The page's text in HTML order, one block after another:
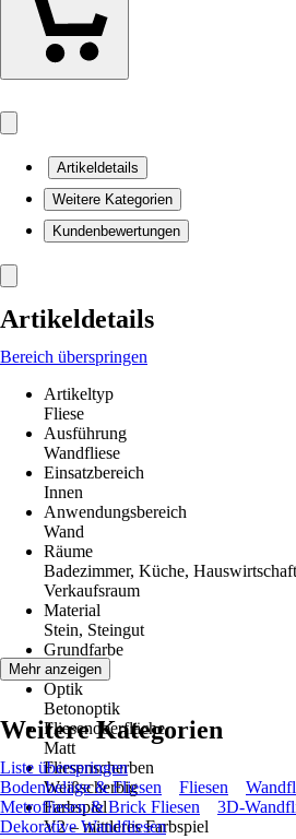
Artikeldetails
Weitere Kategorien
Kundenbewertungen
Artikeldetails
Bereich überspringen
Artikeltyp
Fliese
Ausführung
Wandfliese
Einsatzbereich
Innen
Anwendungsbereich
Wand
Räume
Badezimmer, Küche,
Verkaufsraum
Material
Stein, Steingut
Grundfarbe
Beige
Optik
Betonoptik
Fliesenoberfläche
Matt
Fliesenscherben
Weißscherbig
Farbspiel
V2 – mittleres Farbspiel
Mehr anzeigen
Weitere Kategorien
Liste überspringen
Bodenbeläge & Fliesen
Fliesen
Metrofliesen & Brick Fliesen
3D-
Dekorative Wandfliesen